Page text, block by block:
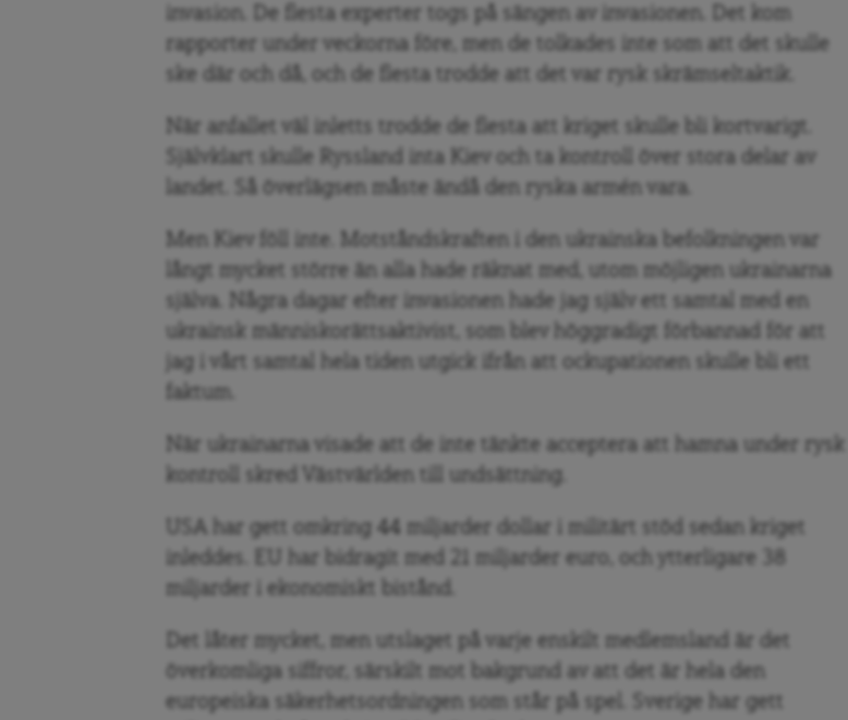
invasion. De flesta experter togs på sängen av invasionen. Det kom
rapporter under veckorna före, men de tolkades inte som att det skulle
ske där och då, och de flesta trodde att det var rysk skrämseltaktik.
När anfallet väl inletts trodde de flesta att kriget skulle bli kortvarigt.
Självklart skulle Ryssland inta Kiev och ta kontroll över stora delar av
landet. Så överlägsen måste ändå den ryska armén vara.
Men Kiev föll inte. Motståndskraften i den ukrainska befolkningen var
långt mycket större än alla hade räknat med, utom möjligen ukrainarna
själva. Några dagar efter invasionen hade jag själv ett samtal med en
ukrainsk människorättsaktivist, som blev höggradigt förbannad för att
jag i vårt samtal hela tiden utgick ifrån att ockupationen skulle bli ett
faktum.
När ukrainarna visade att de inte tänkte acceptera att hamna under rysk
kontroll skred Västvärlden till undsättning.
USA har gett omkring 44 miljarder dollar i militärt stöd sedan kriget
inleddes. EU har bidragit med 21 miljarder euro, och ytterligare 38
miljarder i ekonomiskt bistånd.
Det låter mycket, men utslaget på varje enskilt medlemsland är det
överkomliga siffror, särskilt mot bakgrund av att det är hela den
europeiska säkerhetsordningen som står på spel. Sverige har gett